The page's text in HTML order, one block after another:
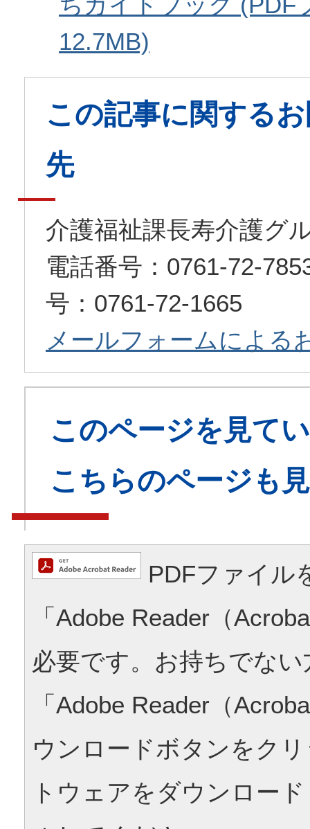
12.7MB)
この記事に関する
先
介護福祉課長寿介護グ
電話番号：0761-72-
号：0761-72-1665
メールフォームによる
このページを見て
こちらのページも
PDFファイル
「Adobe Reader（
必要です。お持ちでな
「Adobe Reader（
ウンロードボタンをク
トウェアをダウンロー